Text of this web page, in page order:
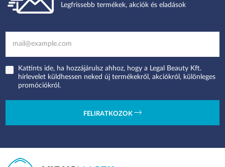
Legfrissebb termékek, akciók és eladások
Kattints ide, ha hozzájárulsz ahhoz, hogy a Legal Beauty Kft.
hírlevelet küldhessen neked új termékekről, akciókról, különleges
promóciókról.
FELIRATKOZOK